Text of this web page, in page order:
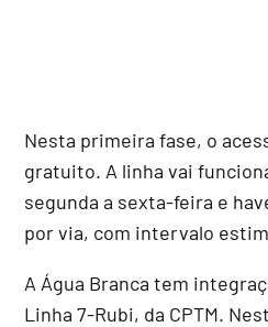
Nesta primeira fase, o
gratuito. A linha vai
segunda a sexta-feira e
por via, com intervalo
A Água Branca tem
Linha 7-Rubi, da CPTM.